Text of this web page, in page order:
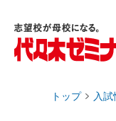
トップ 入試